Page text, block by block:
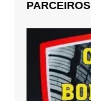
PARCEIROS